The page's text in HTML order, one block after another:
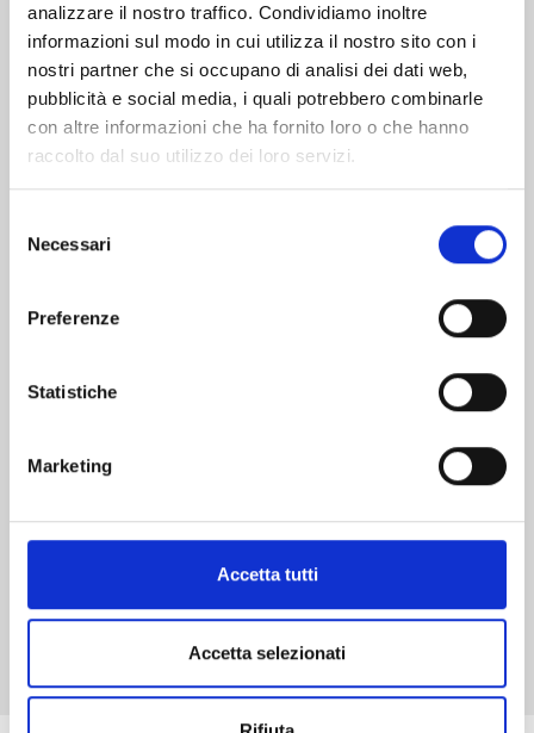
analizzare il nostro traffico. Condividiamo inoltre
informazioni sul modo in cui utilizza il nostro sito con i
nostri partner che si occupano di analisi dei dati web,
pubblicità e social media, i quali potrebbero combinarle
con altre informazioni che ha fornito loro o che hanno
raccolto dal suo utilizzo dei loro servizi.
delNecessari
Preferenze
Statistiche
Marketing
Accetta tutti
Accetta selezionati
Mostra tutto